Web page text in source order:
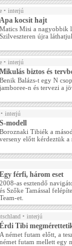
• interjú
Apa kocsit hajt
Matics Misi a nagyobbik
Szilveszteren újra
• interjú
Mikulás biztos és
Benik Balázs-t egy N
jamboree-n és tervezi a
• interjú
S-modell
Boroznaki Tibiék a
verseny előtt kérdeztük
Egy férfi, három eset
2008-as esztendő
és Szőke Tamással
Team-et.
• interjú
Érdi Tibi
A német futam előtt, a
német futam mellett egy